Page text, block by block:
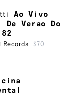
Ao Vivo
Verao Do
Records $70